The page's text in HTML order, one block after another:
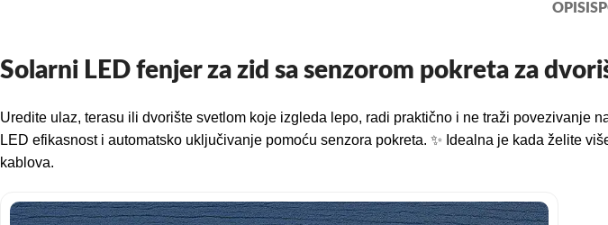
OPIS
Solarni LED fenjer za zid sa senzorom pokreta za
Uredite ulaz, terasu ili dvorište svetlom koje izgleda lepo, radi praktično i ne traži povezivanje
LED efikasnost i automatsko uključivanje pomoću senzora pokreta. ✨ Idealna je kada želite
kablova.